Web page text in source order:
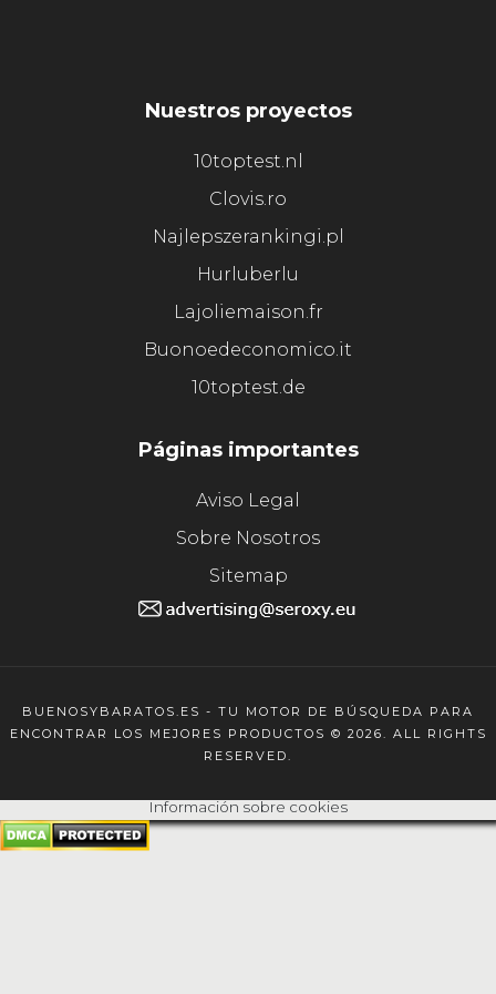
Nuestros proyectos
10toptest.nl
Clovis.ro
Najlepszerankingi.pl
Hurluberlu
Lajoliemaison.fr
Buonoedeconomico.it
10toptest.de
Páginas importantes
Aviso Legal
Sobre Nosotros
Sitemap
BUENOSYBARATOS.ES - TU MOTOR DE BÚSQUEDA PARA
ENCONTRAR LOS MEJORES PRODUCTOS © 2026. ALL RIGHTS
RESERVED.
Información sobre cookies